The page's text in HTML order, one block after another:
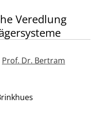
Veredlung
Prof. Dr. Bertram